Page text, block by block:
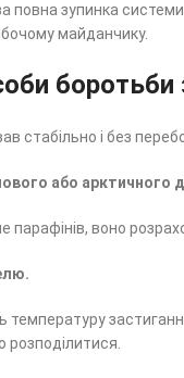
повна зупинка
майданчику.
боротьби
стабільно і без
або арктичного
парафінів, воно
температуру
розподілитися.